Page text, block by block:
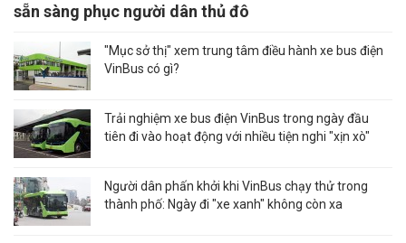
sẵn sàng phục người dân thủ đô
"Mục sở thị" xem trung tâm điều hành xe bus điện
VinBus có gì?
Trải nghiệm xe bus điện VinBus trong ngày đầu
tiên đi vào hoạt động với nhiều tiện nghi "xịn xò"
Người dân phấn khởi khi VinBus chạy thử trong
thành phố: Ngày đi "xe xanh" không còn xa